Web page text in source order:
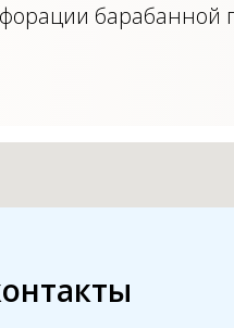
барабанной